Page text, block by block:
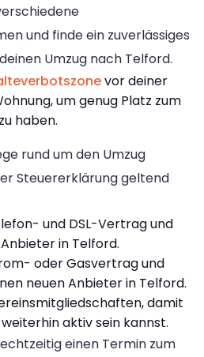
und finde ein zuverlässiges
Umzug nach Telford.
vor deiner
um genug Platz zum
haben.
rund um den Umzug
Steuererklärung geltend
und DSL-Vertrag und
in Telford.
oder Gasvertrag und
neuen Anbieter in Telford.
damit
aktiv sein kannst.
einen Termin zum